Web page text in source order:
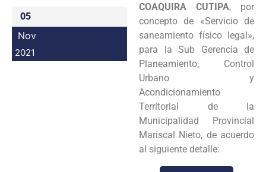
05
Nov
2021
COAQUIRA CUTIPA, por
concepto de «Servicio de
saneamiento físico legal»,
para la Sub Gerencia de
Planeamiento, Control
Urbano y
Acondicionamiento
Territorial de la
Municipalidad Provincial
Mariscal Nieto, de acuerdo
al siguiente detalle: